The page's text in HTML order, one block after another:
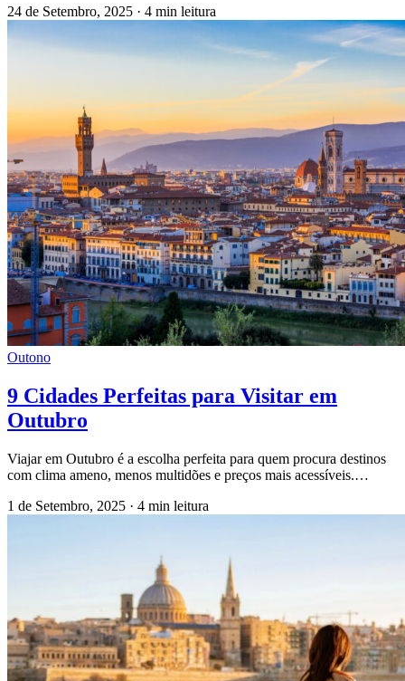
24 de Setembro, 2025 · 4 min leitura
Outono
9 Cidades Perfeitas para Visitar em
Outubro
Viajar em Outubro é a escolha perfeita para quem procura destinos
com clima ameno, menos multidões e preços mais acessíveis.…
1 de Setembro, 2025 · 4 min leitura